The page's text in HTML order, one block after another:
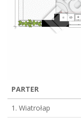
PARTER
1. Wiatrołap